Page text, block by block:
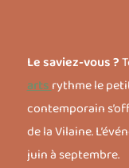
Le saviez-vous ?
artsrythme le
contemporain
de la Vilaine.
juin à septembre.